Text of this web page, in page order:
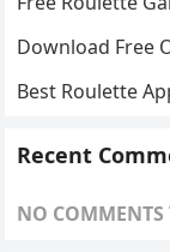
Download Free
Best Roulette
Recent
NO COMMENTS